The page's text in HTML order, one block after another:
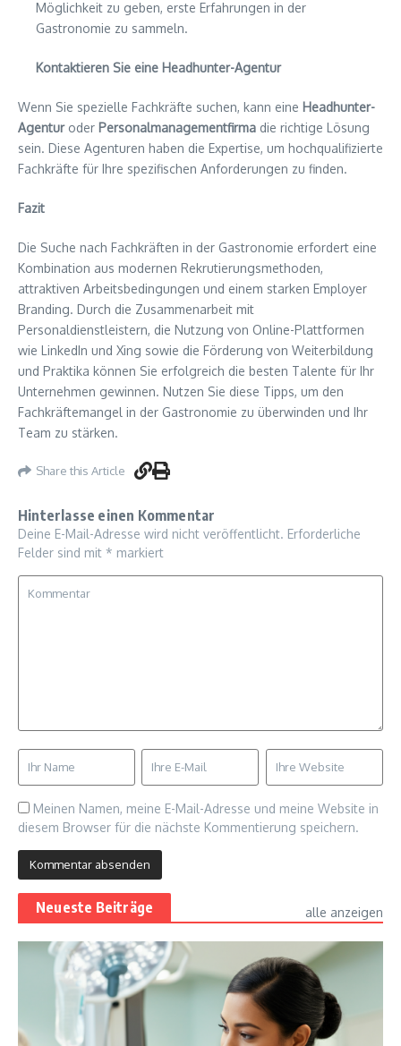
Möglichkeit zu geben, erste Erfahrungen in der
Gastronomie zu sammeln.
Kontaktieren Sie eine Headhunter-Agentur
Wenn Sie spezielle Fachkräfte suchen, kann eine Headhunter-
Agenturoder Personalmanagementfirma die richtige Lösung
sein. Diese Agenturen haben die Expertise, um hochqualifizierte
Fachkräfte für Ihre spezifischen Anforderungen zu finden.
Fazit
Die Suche nach Fachkräften in der Gastronomie erfordert eine
Kombination aus modernen Rekrutierungsmethoden,
attraktiven Arbeitsbedingungen und einem starken Employer
Branding. Durch die Zusammenarbeit mit
Personaldienstleistern, die Nutzung von Online-Plattformen
wie LinkedIn und Xing sowie die Förderung von Weiterbildung
und Praktika können Sie erfolgreich die besten Talente für Ihr
Unternehmen gewinnen. Nutzen Sie diese Tipps, um den
Fachkräftemangel in der Gastronomie zu überwinden und Ihr
Team zu stärken.
Share this Article
Hinterlasse einen Kommentar
Deine E-Mail-Adresse wird nicht veröffentlicht. Erforderliche
Felder sind mit * markiert
Meinen Namen, meine E-Mail-Adresse und meine Website in
diesem Browser für die nächste Kommentierung speichern.
Neueste Beiträge alle anzeigen